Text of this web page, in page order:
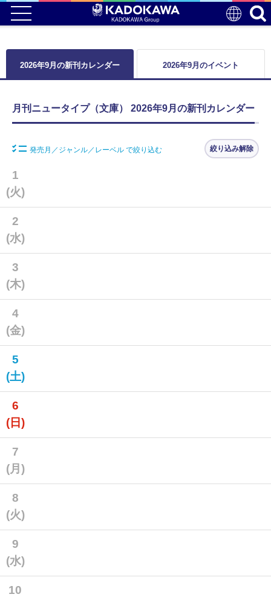
2026年9月の新刊カレンダー 2026年9月のイベント
月刊ニュータイプ（文庫） 2026年9月の新刊カレンダー
発売月／ジャンル／レーベル で絞り込む 絞り込み解除
1
(火)
2
(水)
3
(木)
4
(金)
5
(土)
6
(日)
7
(月)
8
(火)
9
(水)
10